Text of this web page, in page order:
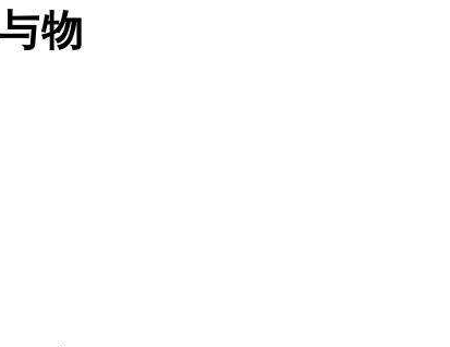
物